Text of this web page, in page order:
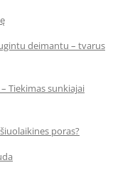
deimantu – tvarus
Tiekimas sunkiajai
poras?